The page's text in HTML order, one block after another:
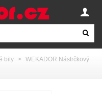
bity > WEKADOR Nástrčkový